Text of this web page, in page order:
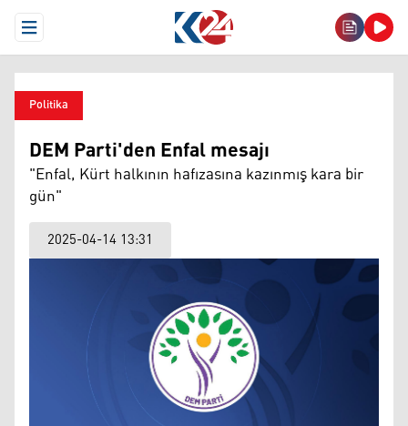
Open Menu
Politika
DEM Parti'den Enfal mesajı
"Enfal, Kürt halkının hafızasına kazınmış kara bir
gün"
2025-04-14 13:31